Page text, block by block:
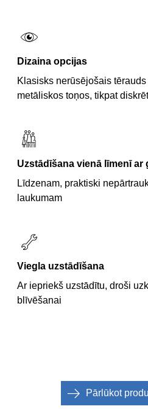
Dizaina opcijas
Klasisks nerūsējošais
metāliskos toņos, tikpat
Uzstādīšana vienā līmenī ar
Līdzenam, praktiski
laukumam
Viegla uzstādīšana
Ar iepriekš uzstādītu, droši
blīvēšanai
Pārlūkot